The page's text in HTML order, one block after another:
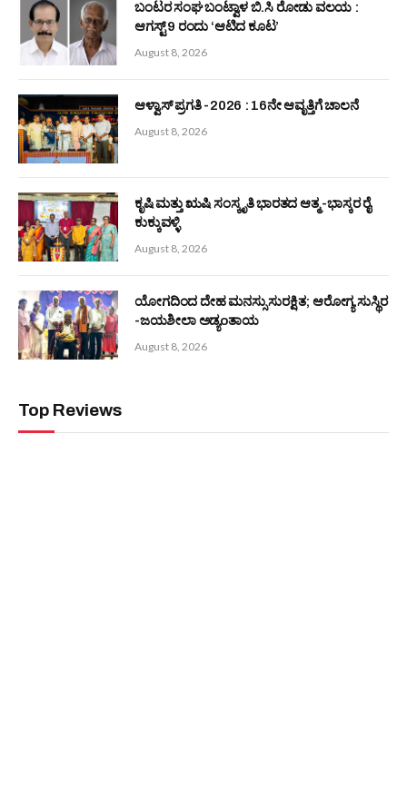
ಬಂಟರ ಸಂಘ ಬಂಟ್ವಾಳ ಬಿ.ಸಿ ರೋಡು ವಲಯ :
ಆಗಸ್ಟ್ 9 ರಂದು ‘ಆಟಿದ ಕೂಟ’
August 8, 2026
ಆಳ್ವಾಸ್ ಪ್ರಗತಿ -2026 : 16ನೇ ಆವೃತ್ತಿಗೆ ಚಾಲನೆ
August 8, 2026
ಕೃಷಿ ಮತ್ತು ಋಷಿ ಸಂಸ್ಕೃತಿ ಭಾರತದ ಆತ್ಮ -ಭಾಸ್ಕರ ರೈ
ಕುಕ್ಕುವಳ್ಳಿ
August 8, 2026
ಯೋಗದಿಂದ ದೇಹ ಮನಸ್ಸು ಸುರಕ್ಷಿತ; ಆರೋಗ್ಯ ಸುಸ್ಥಿರ
-ಜಯಶೀಲಾ ಅಡ್ಯoತಾಯ
August 8, 2026
Top Reviews